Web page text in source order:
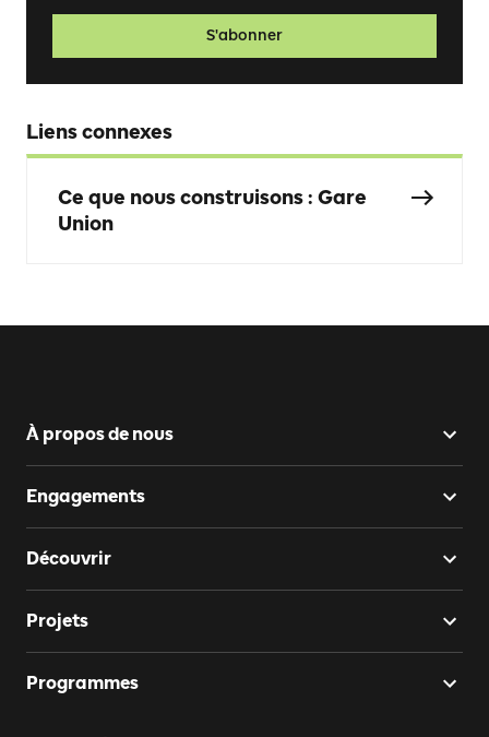
S'abonner
Liens connexes
Ce que nous construisons : Gare
Union
À propos de nous
Engagements
Découvrir
Projets
Programmes